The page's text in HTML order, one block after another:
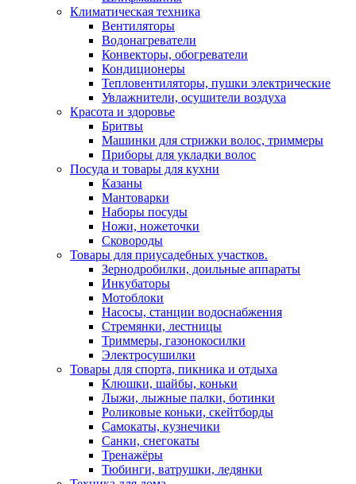
Климатическая техника
Вентиляторы
Водонагреватели
Конвекторы, обогреватели
Кондиционеры
Тепловентиляторы, пушки электрические
Увлажнители, осушители воздуха
Красота и здоровье
Бритвы
Машинки для стрижки волос, триммеры
Приборы для укладки волос
Посуда и товары для кухни
Казаны
Мантоварки
Наборы посуды
Ножи, ножеточки
Сковороды
Товары для приусадебных участков.
Зернодробилки, доильные аппараты
Инкубаторы
Мотоблоки
Насосы, станции водоснабжения
Стремянки, лестницы
Триммеры, газонокосилки
Электросушилки
Товары для спорта, пикника и отдыха
Клюшки, шайбы, коньки
Лыжи, лыжные палки, ботинки
Роликовые коньки, скейтборды
Самокаты, кузнечики
Санки, снегокаты
Тренажёры
Тюбинги, ватрушки, ледянки